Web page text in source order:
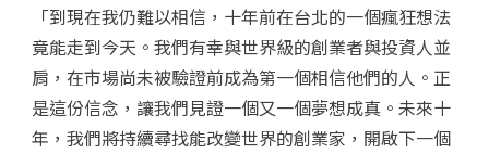
「到現在我仍難以相信，十年前在台北的一個瘋狂想法
竟能走到今天。我們有幸與世界級的創業者與投資人並
肩，在市場尚未被驗證前成為第一個相信他們的人。正
是這份信念，讓我們見證一個又一個夢想成真。未來十
年，我們將持續尋找能改變世界的創業家，開啟下一個